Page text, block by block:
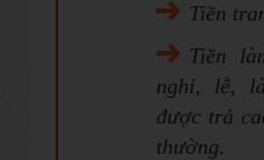
Tiền
Tiền
nghỉ, lễ,
được trả
thường.